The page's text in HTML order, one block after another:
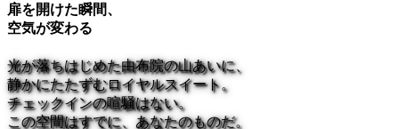
扉を開けた瞬間、
空気が変わる
光が落ちはじめた由布院の山あいに、
静かにたたずむロイヤルスイート。
チェックインの喧騒はない。
この空間はすでに、あなたのものだ。